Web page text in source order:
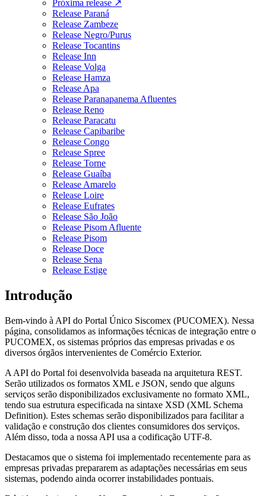
Próxima release ↗
Release Paraná
Release Zambeze
Release Negro/Purus
Release Tocantins
Release Inn
Release Volga
Release Hamza
Release Apa
Release Paranapanema Afluentes
Release Reno
Release Paracatu
Release Capibaribe
Release Congo
Release Spree
Release Torne
Release Guaíba
Release Amarelo
Release Loire
Release Eufrates
Release São João
Release Pisom Afluente
Release Pisom
Release Doce
Release Sena
Release Estige
Introdução
Bem-vindo à API do Portal Único Siscomex (PUCOMEX). Nessa
página, consolidamos as informações técnicas de integração entre o
PUCOMEX, os sistemas próprios das empresas privadas e os
diversos órgãos intervenientes de Comércio Exterior.
A API do Portal foi desenvolvida baseada na arquitetura REST.
Serão utilizados os formatos XML e JSON, sendo que alguns
serviços serão disponibilizados exclusivamente no formato XML,
tendo sua estrutura especificada na sintaxe XSD (XML Schema
Definition). Estes schemas serão disponibilizados para facilitar a
validação e construção dos clientes consumidores dos serviços.
Além disso, toda a nossa API usa a codificação UTF-8.
Destacamos que o sistema foi implementado recentemente para as
empresas privadas prepararem as adaptações necessárias em seus
sistemas, podendo ainda ocorrer instabilidades pontuais.